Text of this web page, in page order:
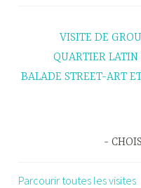
VISITE DE
QUARTIER LATIN
BALADE STREET-ART
Parcourir toutes les visites